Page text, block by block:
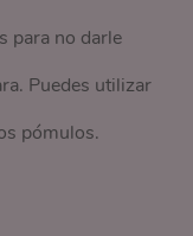
para no darle
Puedes utilizar
pómulos.